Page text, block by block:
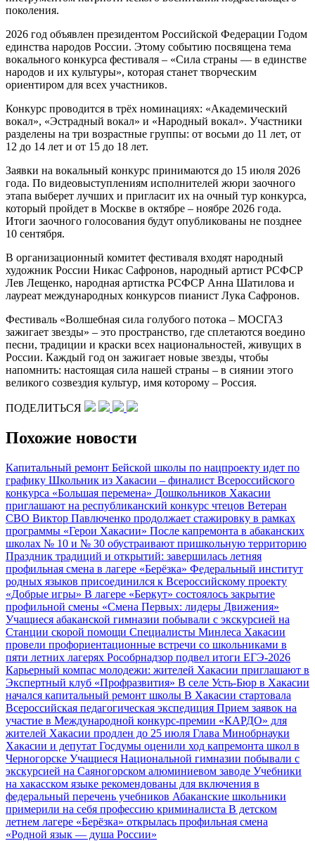
поколения.
2026 год объявлен президентом Российской Федерации Годом
единства народов России. Этому событию посвящена тема
вокального конкурса фестиваля – «Сила страны — в единстве
народов и их культуры», которая станет творческим
ориентиром для всех участников.
Конкурс проводится в трёх номинациях: «Академический
вокал», «Эстрадный вокал» и «Народный вокал». Участники
разделены на три возрастные группы: от восьми до 11 лет, от
12 до 14 лет и от 15 до 18 лет.
Заявки на вокальный конкурс принимаются до 15 июля 2026
года. По видеовыступлениям исполнителей жюри заочного
этапа выберет лучших и пригласит их на очный тур конкурса,
который пройдет в Москве в октябре – ноябре 2026 года.
Итоги заочного голосования будут опубликованы не позднее
10 сентября.
В организационный комитет фестиваля входят народный
художник России Никас Сафронов, народный артист РСФСР
Лев Лещенко, народная артистка РСФСР Анна Шатилова и
лауреат международных конкурсов пианист Лука Сафронов.
Фестиваль «Волшебная сила голубого потока – МОСГАЗ
зажигает звезды» – это пространство, где сплетаются воедино
песни, традиции и краски всех национальностей, живущих в
России. Каждый год он зажигает новые звезды, чтобы
напомнить: настоящая сила нашей страны – в сиянии этого
великого созвездия культур, имя которому – Россия.
ПОДЕЛИТЬСЯ
Похожие новости
Капитальный ремонт Бейской школы по нацпроекту идет по
графику Школьник из Хакасии – финалист Всероссийского
конкурса «Большая перемена» Дошкольников Хакасии
приглашают на республиканский конкурс чтецов Ветеран
СВО Виктор Павлюченко продолжает стажировку в рамках
программы «Герои Хакасии» После капремонта в абаканских
школах № 10 и № 30 обустраивают пришкольную территорию
Праздник традиций и открытий: завершилась летняя
профильная смена в лагере «Берёзка» Федеральный институт
родных языков присоединился к Всероссийскому проекту
«Добрые игры» В лагере «Беркут» состоялось закрытие
профильной смены «Смена Первых: лидеры Движения»
Учащиеся абаканской гимназии побывали с экскурсией на
Станции скорой помощи Специалисты Минлеса Хакасии
провели профориентационные встречи со школьниками в
пяти летних лагерях Рособрнадзор подвел итоги ЕГЭ‑2026
Карьерный компас молодежи: жителей Хакасии приглашают в
Экспертный клуб «Профразвития» В селе Усть‑Бюр в Хакасии
начался капитальный ремонт школы В Хакасии стартовала
Всероссийская педагогическая экспедиция Прием заявок на
участие в Международной конкурс-премии «КАРДО» для
жителей Хакасии продлен до 25 июля Глава Минобрнауки
Хакасии и депутат Госдумы оценили ход капремонта школ в
Черногорске Учащиеся Национальной гимназии побывали с
экскурсией на Саяногорском алюминиевом заводе Учебники
на хакасском языке рекомендованы для включения в
федеральный перечень учебников Абаканские школьники
примерили на себя профессию криминалиста В детском
летнем лагере «Берёзка» открылась профильная смена
«Родной язык — душа России»